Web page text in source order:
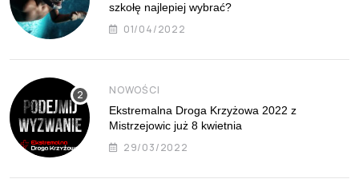
szkołę najlepiej wybrać?
01/04/2022
NOWOŚCI
Ekstremalna Droga Krzyżowa 2022 z
Mistrzejowic już 8 kwietnia
29/03/2022